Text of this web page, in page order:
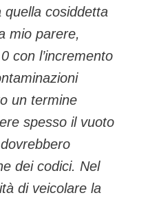
quella cosiddetta
mio parere,
con l’incremento
un termine
spesso il vuoto
dei codici. Nel
di veicolare la